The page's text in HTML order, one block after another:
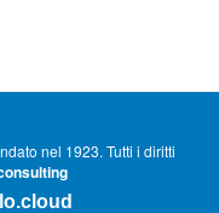
nel 1923. Tutti i diritti